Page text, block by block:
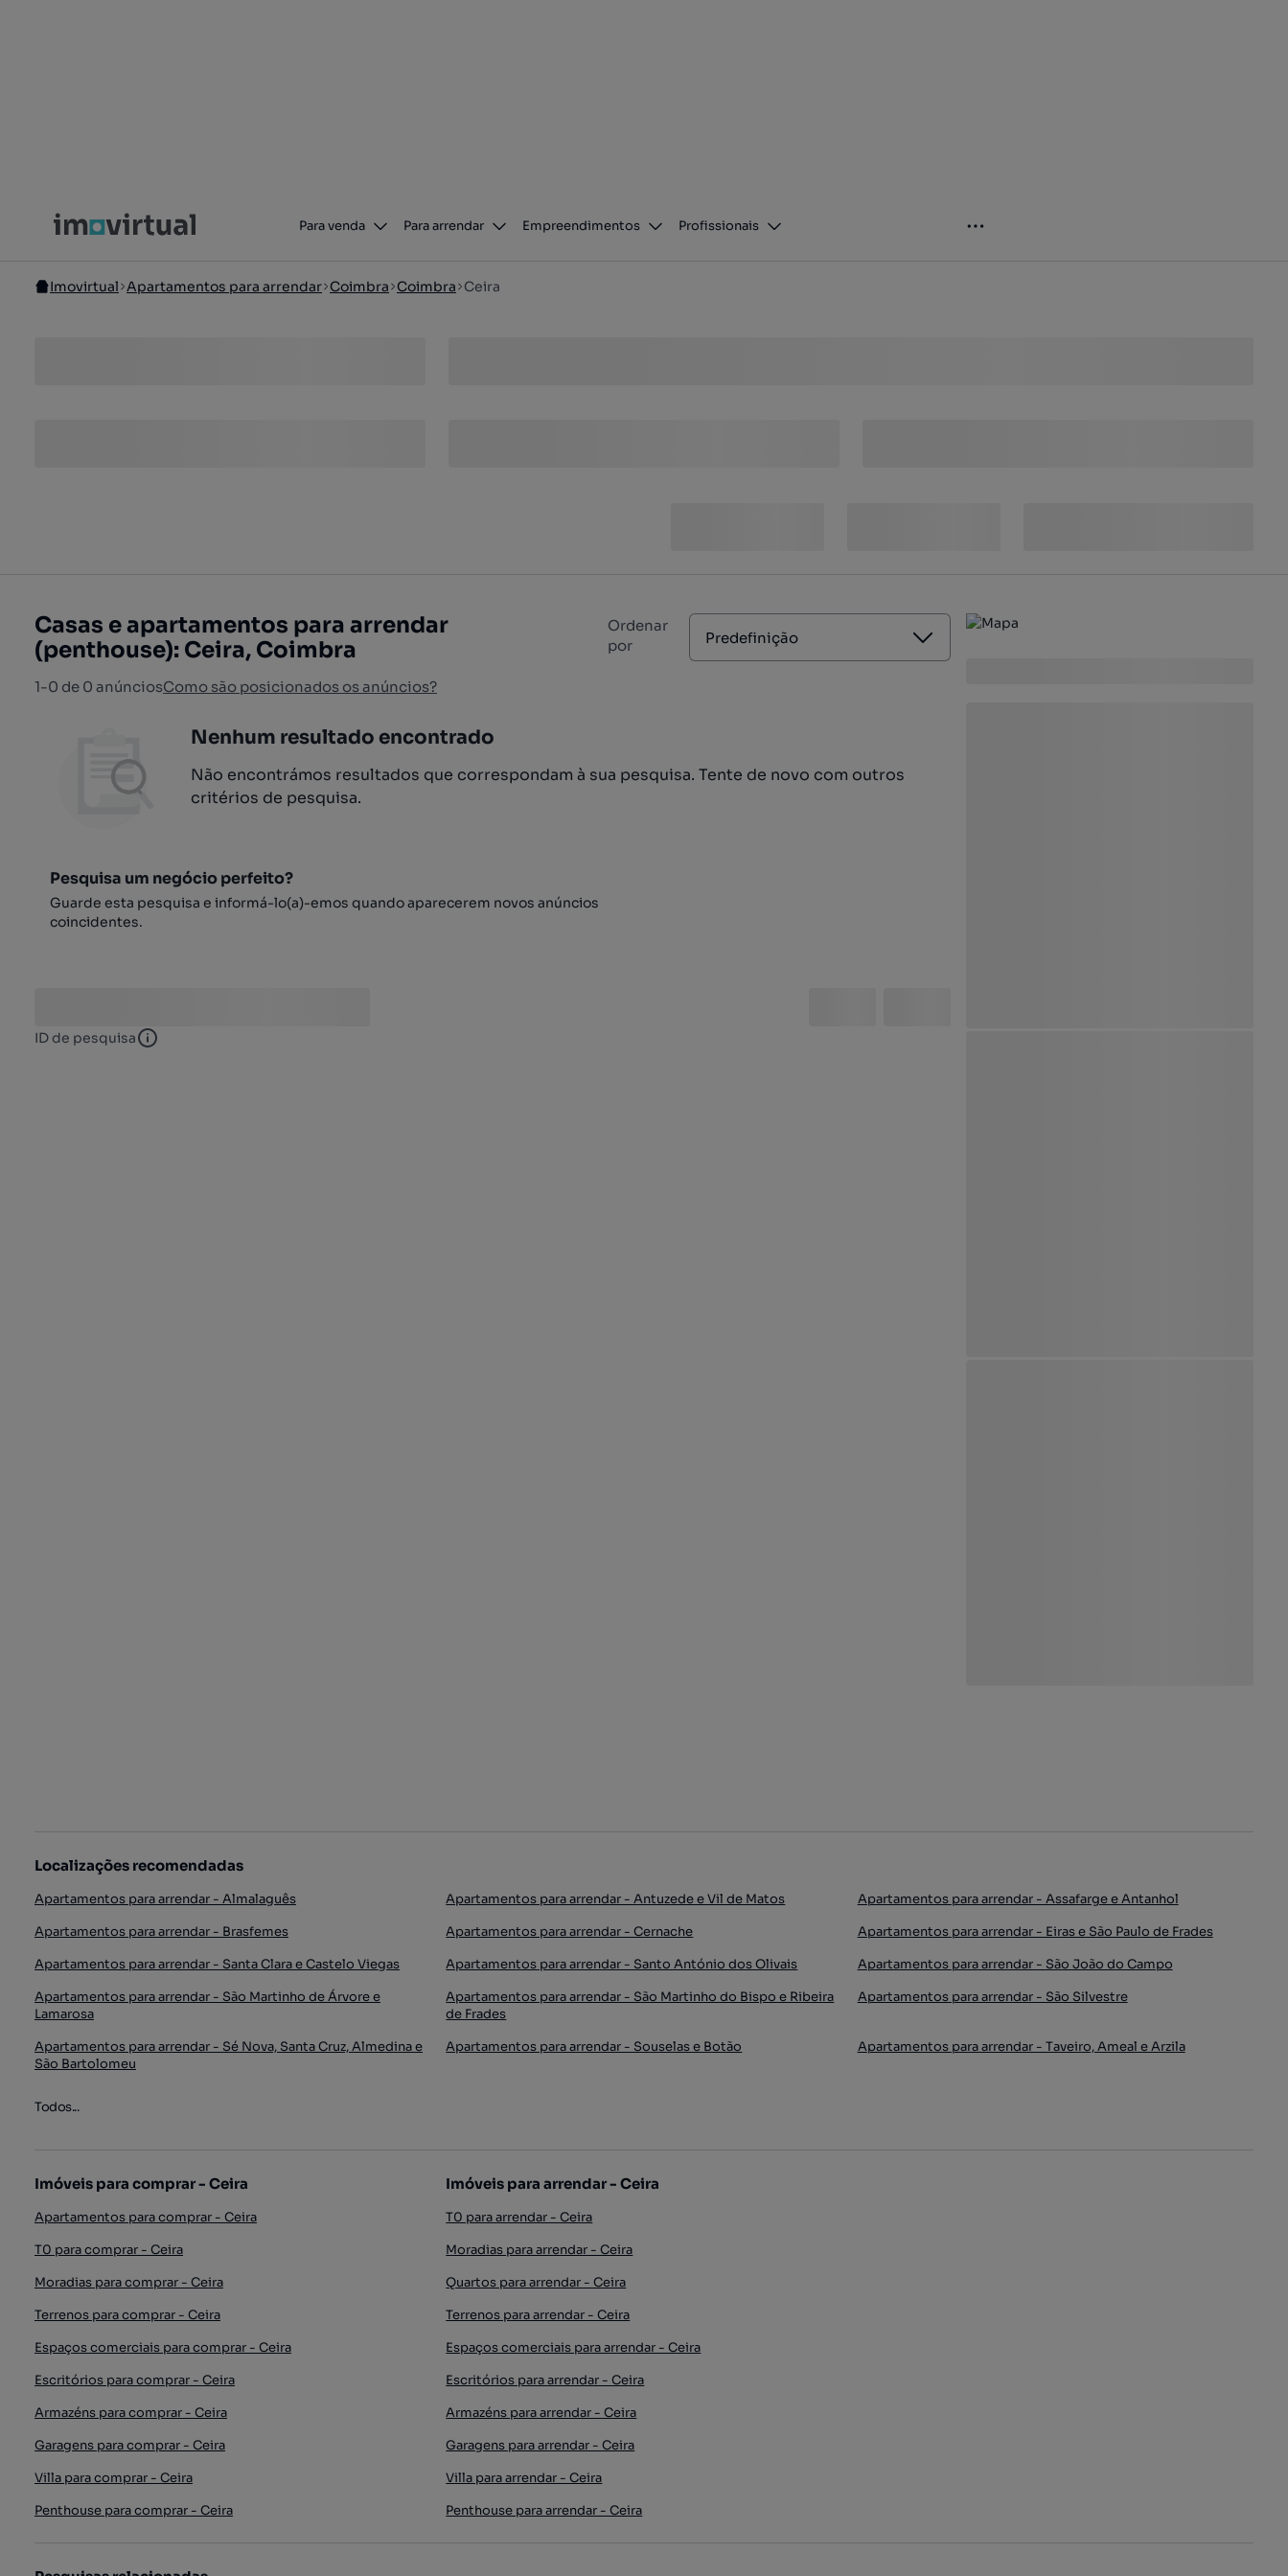
Para venda Para arrendar Empreendimentos Profissionais
Imovirtual Apartamentos para arrendar Coimbra Coimbra Ceira
Casas e apartamentos para arrendar
(penthouse): Ceira, Coimbra
1-0 de 0 anúnciosComo são posicionados os anúncios?
Ordenar
por
Predefinição
Nenhum resultado encontrado
Não encontrámos resultados que correspondam à sua pesquisa. Tente de novo com outros
critérios de pesquisa.
Pesquisa um negócio perfeito?
Guarde esta pesquisa e informá-lo(a)-emos quando aparecerem novos anúncios
coincidentes.
ID de pesquisa ID de pesquisa
Localizações recomendadas
Apartamentos para arrendar - Almalaguês Apartamentos para arrendar - Antuzede e Vil de Matos
Apartamentos para arrendar - Assafarge e Antanhol
Apartamentos para arrendar - Brasfemes
Apartamentos para arrendar - Cernache
Apartamentos para arrendar - Eiras e São Paulo de Frades
Apartamentos para arrendar - Santa Clara e Castelo Viegas
Apartamentos para arrendar - Santo António dos Olivais
Apartamentos para arrendar - São João do Campo
Apartamentos para arrendar - São Martinho de Árvore e
Lamarosa
Apartamentos para arrendar - São Martinho do Bispo e Ribeira
de Frades
Apartamentos para arrendar - São Silvestre
Apartamentos para arrendar - Sé Nova, Santa Cruz, Almedina e
São Bartolomeu
Apartamentos para arrendar - Souselas e Botão Apartamentos para arrendar - Taveiro, Ameal e Arzila
Todos...
Imóveis para comprar - Ceira
Apartamentos para comprar - Ceira
T0 para comprar - Ceira
Moradias para comprar - Ceira
Terrenos para comprar - Ceira
Espaços comerciais para comprar - Ceira
Escritórios para comprar - Ceira
Armazéns para comprar - Ceira
Garagens para comprar - Ceira
Villa para comprar - Ceira
Penthouse para comprar - Ceira
Imóveis para arrendar - Ceira
T0 para arrendar - Ceira
Moradias para arrendar - Ceira
Quartos para arrendar - Ceira
Terrenos para arrendar - Ceira
Espaços comerciais para arrendar - Ceira
Escritórios para arrendar - Ceira
Armazéns para arrendar - Ceira
Garagens para arrendar - Ceira
Villa para arrendar - Ceira
Penthouse para arrendar - Ceira